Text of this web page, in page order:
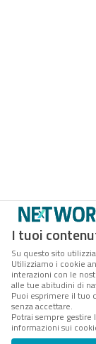
I tuoi
Su questo sito
Utilizziamo i cookie
interazioni con le
alle tue abitudini di
Puoi esprimere il tuo
senza accettare.
Potrai sempre gestire
informazioni sui